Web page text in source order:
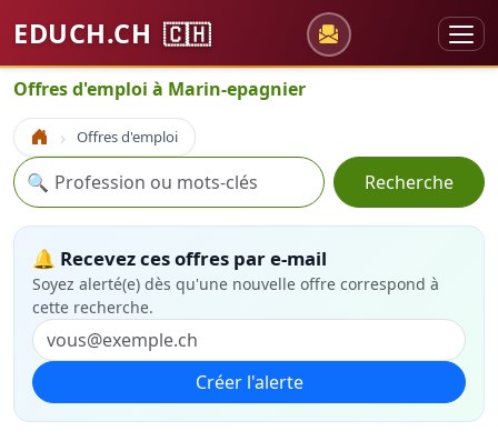
EDUCH.CH 🇨🇭
Offres d'emploi à Marin-epagnier
Accueil Offres d'emploi
Recherche
🔍 Recherche
🔔 Recevez ces offres par e-mail
Soyez alerté(e) dès qu'une nouvelle offre correspond à
cette recherche.
Créer l'alerte